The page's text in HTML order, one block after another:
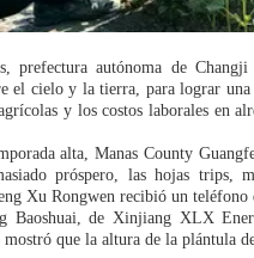
prefectura autónoma de
el cielo y la tierra, para lograr
y los costos laborales en
alta, Manas County
próspero, las hojas trips,
Xu Rongwen recibió un
Baoshuai, de Xinjiang XLX
que la altura de la plántula